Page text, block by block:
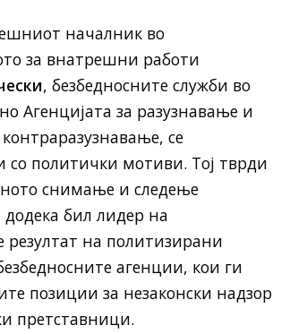
началник во
за внатрешни работи
, безбедносните служби во
Агенцијата за разузнавање и
се
со политички мотиви. Тој тврди
снимање и следење
додека бил лидер на
резултат на политизирани
агенции, кои ги
позиции за незаконски надзор
претставници.